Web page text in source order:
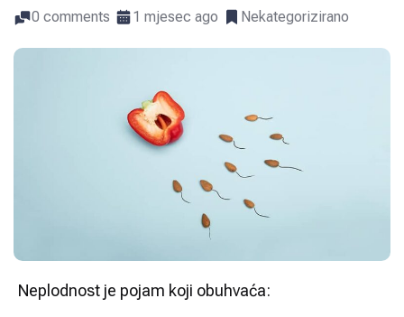
0 comments 1 mjesec ago Nekategorizirano
Neplodnost je pojam koji obuhvaća: